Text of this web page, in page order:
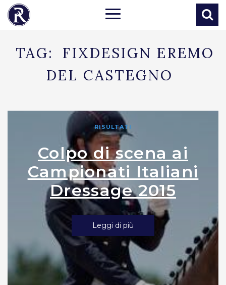
TAG:
FIXDESIGN EREMO
DEL CASTEGNO
RISULTATI
Colpo di scena ai
Campionati Italiani
Dressage 2015
Leggi di più